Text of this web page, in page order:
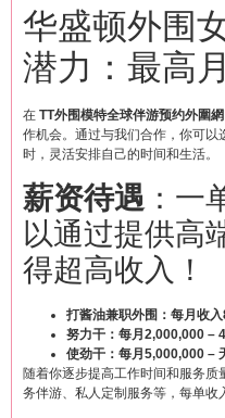
华盛顿外围
潜力：最高
在 TT外围模特全球伴游预约外圍網
作机会。通过与我们合作，你可以
时，灵活安排自己的时间和生活。
薪资待遇 ：一
以通过提供高
得超高收入！
打酱油兼职外围：每月收
努力干：每月2,000,000 –
使劲干：每月5,000,000 –
随着你逐步提高工作时间和服务
务伴游、私人定制服务等，每单收